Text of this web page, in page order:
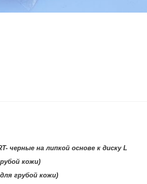
черные на липкой основе к диску L
кожи)
грубой кожи)